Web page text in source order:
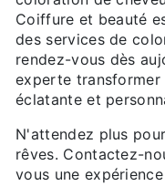
Coiffure et beauté
des services de
rendez-vous dès
experte
éclatante et
N'attendez plus
rêves. Contactez-
vous une